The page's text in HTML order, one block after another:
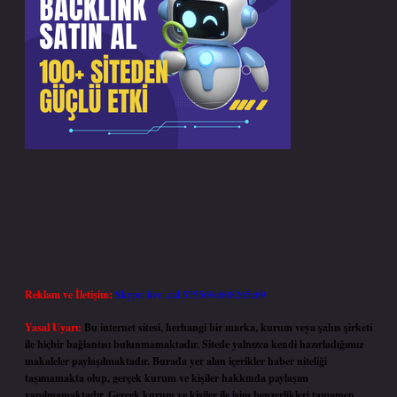
Reklam ve İletişim: Skype: live:.cid.575569c608265c69
Yasal Uyarı: Bu internet sitesi, herhangi bir marka, kurum veya şahıs şirketi
ile hiçbir bağlantısı bulunmamaktadır. Sitede yalnızca kendi hazırladığımız
makaleler paylaşılmaktadır. Burada yer alan içerikler haber niteliği
taşımamakta olup, gerçek kurum ve kişiler hakkında paylaşım